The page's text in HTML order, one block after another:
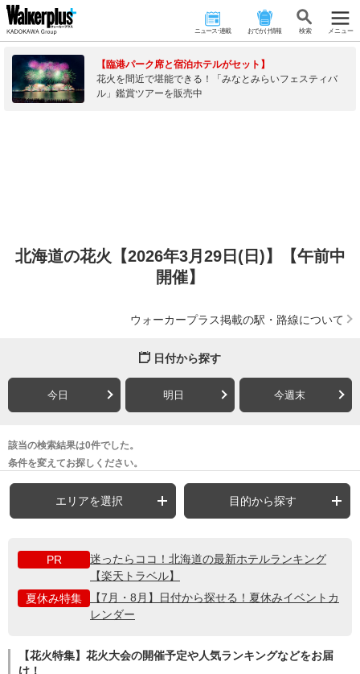
ニュース･連載 おでかけ情報 検 索 メニュー
【臨港パーク席と宿泊ホテルがセット】
花火を間近で堪能できる！「みなとみらいフェスティバ
ル」鑑賞ツアーを販売中
北海道の花火【2026年3月29日(日)】【午前中
開催】
ウォーカープラス掲載の駅・路線について
日付から探す
今日 明日 今週末
該当の検索結果は0件でした。
条件を変えてお探しください。
エリアを選択 目的から探す
PR
迷ったらココ！北海道の最新ホテルランキング
【楽天トラベル】
夏休み特集
【7月・8月】日付から探せる！夏休みイベントカ
レンダー
【花火特集】花火大会の開催予定や人気ランキングなどをお届
け！